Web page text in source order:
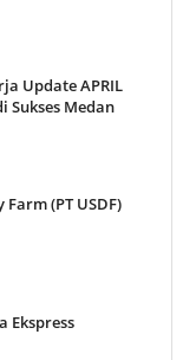
Update APRIL
Sukses Medan
(PT USDF)
Ekspress